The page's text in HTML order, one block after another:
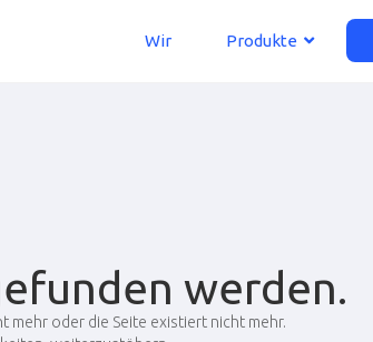
Wir Produkte
werden.
mehr oder die Seite existiert nicht mehr.